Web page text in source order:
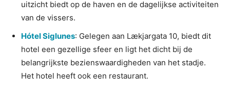
uitzicht biedt op de haven en de dagelijkse activiteiten
van de vissers.
Hótel Siglunes: Gelegen aan Lækjargata 10, biedt dit
hotel een gezellige sfeer en ligt het dicht bij de
belangrijkste bezienswaardigheden van het stadje.
Het hotel heeft ook een restaurant.